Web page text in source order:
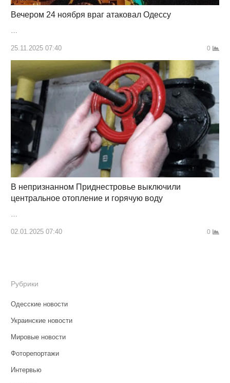
Вечером 24 ноября враг атаковал Одессу
…
25.11.2025 07:40 0
В непризнанном Приднестровье выключили
центральное отопление и горячую воду
…
02.01.2025 07:40 0
Рубрики
Одесские новости
Украинские новости
Мировые новости
Фоторепортажи
Интервью